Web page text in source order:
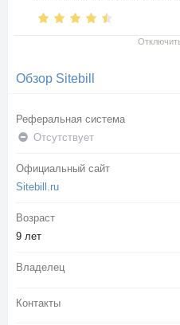
Обзор Sitebill
Реферальная система
Отсутствует
Официальный сайт
Sitebill.ru
Возраст
9 лет
Владелец
Контакты